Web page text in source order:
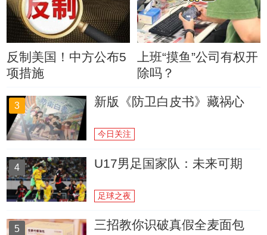
反制美国！中方公布5
项措施
上班“摸鱼”公司有权开
除吗？
3 新版《防卫白皮书》藏祸心
今日关注
4 U17男足国家队：未来可期
足球之夜
5 三招教你识破真假全麦面包